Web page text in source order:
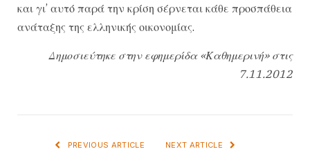
και γι’ αυτό παρά την κρίση σέρνεται κάθε προσπάθεια
ανάταξης της ελληνικής οικονομίας.
Δημοσιεύτηκε στην εφημερίδα «Καθημερινή» στις
7.11.2012
PREVIOUS ARTICLE NEXT ARTICLE